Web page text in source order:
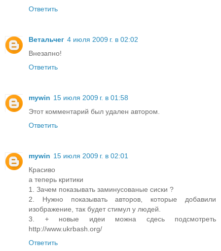
Ответить
Ветальчег 4 июля 2009 г. в 02:02
Внезапно!
Ответить
mywin 15 июля 2009 г. в 01:58
Этот комментарий был удален автором.
Ответить
mywin 15 июля 2009 г. в 02:01
Красиво
а теперь критики
1. Зачем показывать заминусованые сиски ?
2. Нужно показывать авторов, которые добавили
изображение, так будет стимул у людей.
3. + новые идеи можна сдесь подсмотреть
http://www.ukrbash.org/
Ответить